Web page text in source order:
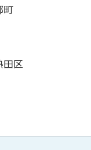
町
田区